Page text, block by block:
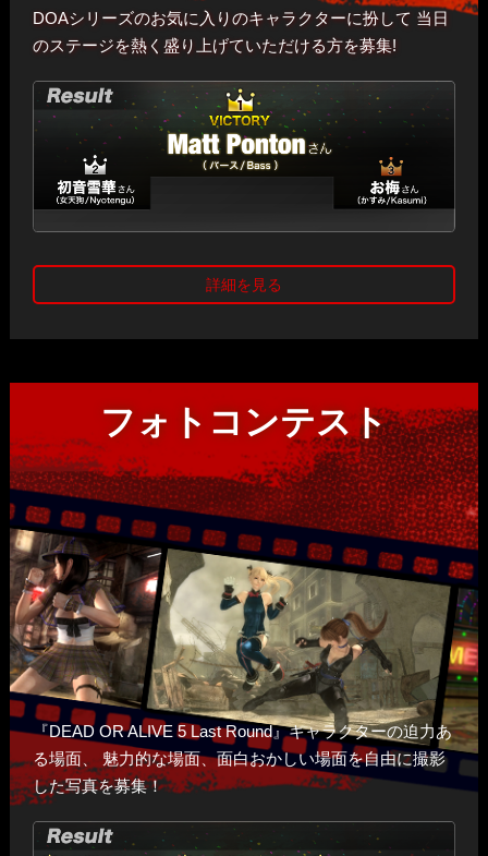
優勝者、準優勝者：
米国ペンシルベニア州エシントンの格闘ゲーム大会「NEC
式トーナメント「BATTLE ROYAL 2015：The Grand
Finals(12/3-12/6)」 出場権、渡航サポート
大会ルール
最終予選 in TOKYO
参加方法：『DEAD OR ALIVE FESTIVAL』会場にて先着
・最大144名での勝ち抜きトーナメントを実施します。対戦順
は抽選になります。
・トーナメントはシングル・エリミネーション方式を採用しま
す。
・トーナメントは9ブロックに分け、各ブロック優勝者が世界
本戦に進出します。
・全て１試合先取で勝利とします。
本選について
・最終予選 in TOKYO 突破者9名、海外招待選手6名、国内招
待選手1名の計16名での勝ち抜きトーナメントを実施しま
す。
・トーナメントはシングル・エリミネーション方式を採用しま
す。
・1回戦～準決勝は2試合先取、決勝は3試合先取で勝利としま
・前の試合で負けた選手にキャラクター後出し権が移行しま
DOAシリーズのお気に入りのキャラクターに扮して 当日
のステージを熱く盛り上げていただける方を募集!
詳細を見る
「DEAD OR ALIVE」シリーズに登場するキャラクター
賞品
優勝:
PlayStation®Vita Wi-Fiモデル ブラック (PCH-
2000ZA11)
準優勝:
DEAD OR ALIVE 5 Ultimate: ARCADE 特大マルチフ
リースクロス&ショッパー全７種セット画像
３位:
DEAD OR ALIVE 5 Ultimate: ARCADE トレーディン
グ缶バッジ 全22種類セット画像
審査方法
フォトコンテスト
『DEAD OR ALIVE 5 Last Round』キャラクターの迫力あ
る場面、
魅力的な場面、面白おかしい場面を自由に撮影
した写真を募集！